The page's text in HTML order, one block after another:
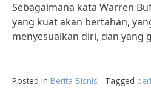
Sebagaimana kata Warren
yang kuat akan bertahan,
menyesuaikan diri, dan yang
Posted in Berita Bisnis Tagged